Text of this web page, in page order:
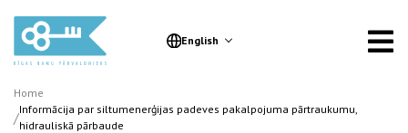
English
Home
/Informācija par siltumenerģijas padeves pakalpojuma pārtraukumu,
hidrauliskā pārbaude